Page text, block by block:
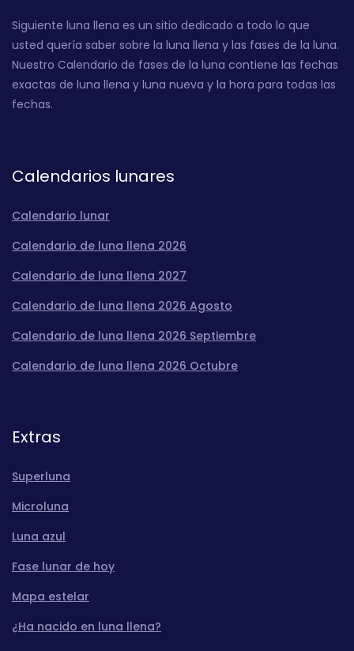
Siguiente luna llena es un sitio dedicado a todo lo que
usted quería saber sobre la luna llena y las fases de la luna.
Nuestro Calendario de fases de la luna contiene las fechas
exactas de luna llena y luna nueva y la hora para todas las
fechas.
Calendarios lunares
Calendario lunar
Calendario de luna llena 2026
Calendario de luna llena 2027
Calendario de luna llena 2026 Agosto
Calendario de luna llena 2026 Septiembre
Calendario de luna llena 2026 Octubre
Extras
Superluna
Microluna
Luna azul
Fase lunar de hoy
Mapa estelar
¿Ha nacido en luna llena?